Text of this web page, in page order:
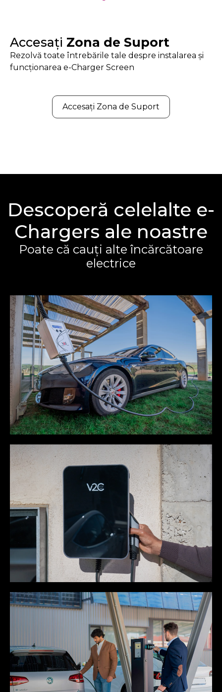
Accesați Zona de Suport
Rezolvă toate întrebările tale despre instalarea și
funcționarea e-Charger Screen
Accesați Zona de Suport
Descoperă celelalte e-
Chargers ale noastre
Poate că cauți alte încărcătoare
electrice